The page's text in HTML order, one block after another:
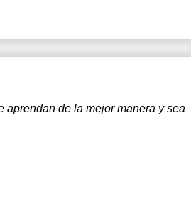
aprendan de la mejor manera y sea